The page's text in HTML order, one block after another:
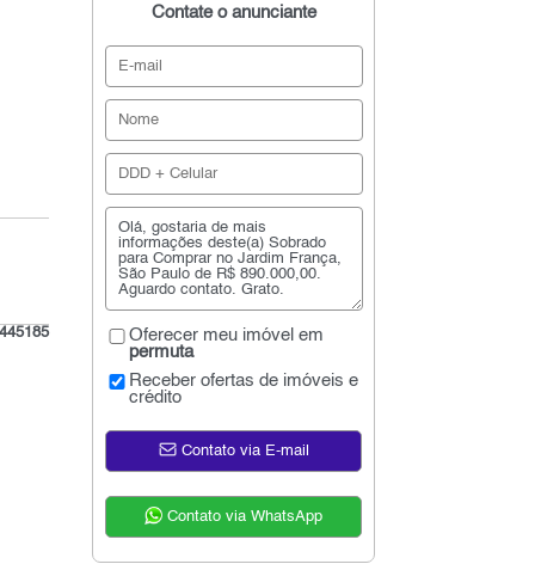
Contate o anunciante
Oferecer meu imóvel em
permuta
Receber ofertas de imóveis e
crédito
Contato via E-mail
Contato via WhatsApp